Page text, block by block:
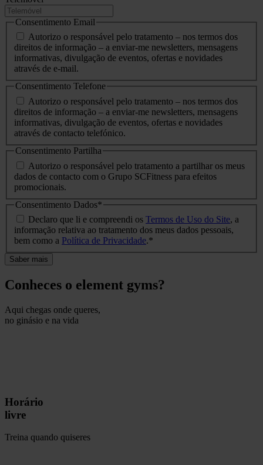
Consentimento Email
Autorizo o responsável pelo tratamento – nos termos dos
direitos de informação – a enviar-me newsletters, mensagens
informativas, divulgação de eventos, ofertas e novidades
através de e-mail.
Consentimento Telefone
Autorizo o responsável pelo tratamento – nos termos dos
direitos de informação – a enviar-me newsletters, mensagens
informativas, divulgação de eventos, ofertas e novidades
através de contacto telefónico.
Consentimento Partilha
Autorizo o responsável pelo tratamento a partilhar os meus
dados de contacto com o Grupo SCFitness para efeitos
promocionais.
Consentimento Dados*
Declaro que li e compreendi os Termos de Uso do Site, a
informação relativa ao tratamento dos meus dados pessoais,
bem como a Política de Privacidade.*
Conheces o element gyms?
Aqui chegas onde queres,
no ginásio e na vida
Horário
livre
Treina quando quiseres